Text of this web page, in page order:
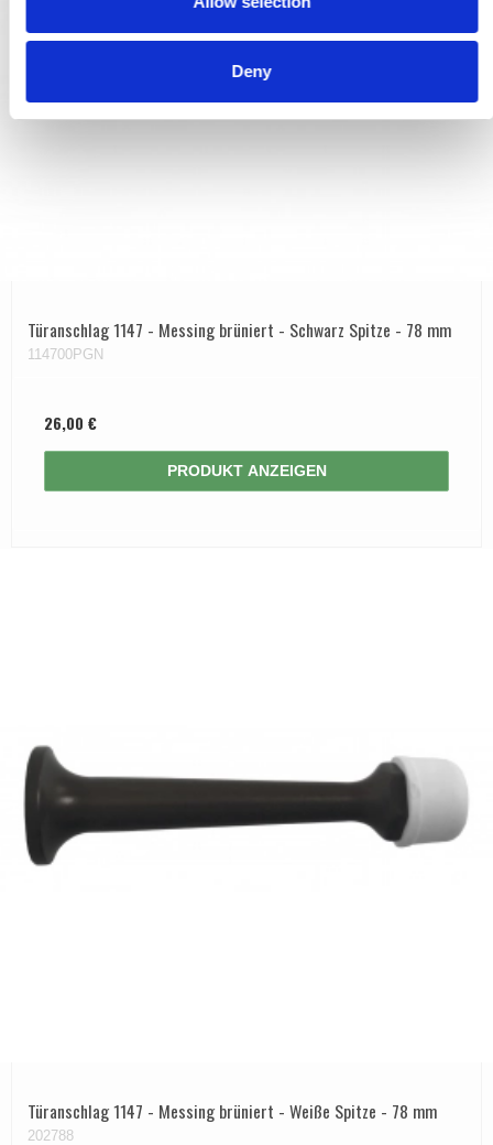
Deny
Türanschlag 1147 - Messing brüniert - Schwarz Spitze - 78 mm
114700PGN
26,00 €
PRODUKT ANZEIGEN
Türanschlag 1147 - Messing brüniert - Weiße Spitze - 78 mm
202788